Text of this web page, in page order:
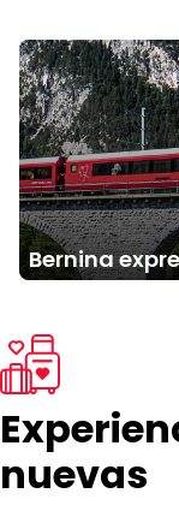
Bernina
nuevas